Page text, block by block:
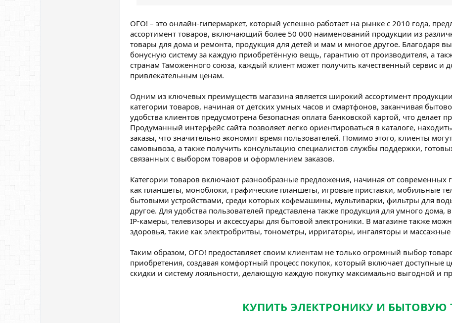
ОГО! – это онлайн-гипермаркет, который успешно работает на рынке с 2010 года,
ассортимент товаров, включающий более 50 000 наименований продукции из
товары для дома и ремонта, продукция для детей и мам и многое другое. Благодаря
бонусную систему за каждую приобретённую вещь, гарантию от производителя, а
странам Таможенного союза, каждый клиент может получить качественный сервис и
привлекательным ценам.
Одним из ключевых преимуществ магазина является широкий ассортимент
категории товаров, начиная от детских умных часов и смартфонов, заканчивая
удобства клиентов предусмотрена безопасная оплата банковской картой, что
Продуманный интерфейс сайта позволяет легко ориентироваться в каталоге,
заказы, что значительно экономит время пользователей. Помимо этого, клиенты
самовывоза, а также получить консультацию специалистов службы поддержки,
связанных с выбором товаров и оформлением заказов.
Категории товаров включают разнообразные предложения, начиная от современных
как планшеты, моноблоки, графические планшеты, игровые приставки, мобильные
бытовыми устройствами, среди которых кофемашины, мультиварки, фильтры для
другое. Для удобства пользователей представлена также продукция для умного
IP-камеры, телевизоры и аксессуары для бытовой электроники. В магазине также
здоровья, такие как электробритвы, тонометры, ирригаторы, ингаляторы и массажные
Таким образом, ОГО! предоставляет своим клиентам не только огромный выбор
приобретения, создавая комфортный процесс покупок, который включает доступные
скидки и систему лояльности, делающую каждую покупку максимально выгодной и
КУПИТЬ ЭЛЕКТРОНИКУ И БЫТОВУЮ